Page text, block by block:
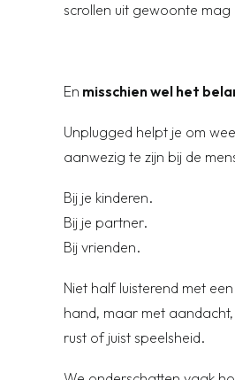
scrollen uit gewoonte mag
En misschien wel het
Unplugged helpt je om
aanwezig te zijn bij de
Bij je kinderen.
Bij je partner.
Bij vrienden.
Niet half luisterend met
hand, maar met
rust of juist speelsheid.